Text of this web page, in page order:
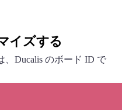
イズする
Ducalis のボード ID で